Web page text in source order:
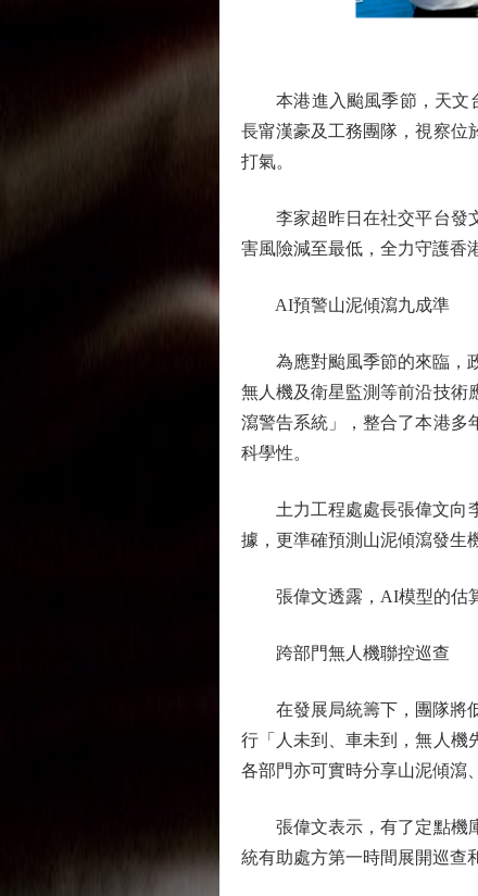
本港進入颱風季節，天文台
長甯漢豪及工務團隊，視察位
打氣。
李家超昨日在社交平台發文
害風險減至最低，全力守護香
AI預警山泥傾瀉九成準
為應對颱風季節的來臨，政
無人機及衛星監測等前沿技術
瀉警告系統」，整合了本港多
科學性。
土力工程處處長張偉文向李
據，更準確預測山泥傾瀉發生
張偉文透露，AI模型的估算
跨部門無人機聯控巡查
在發展局統籌下，團隊將低
行「人未到、車未到，無人機
各部門亦可實時分享山泥傾瀉
張偉文表示，有了定點機庫
統有助處方第一時間展開巡查